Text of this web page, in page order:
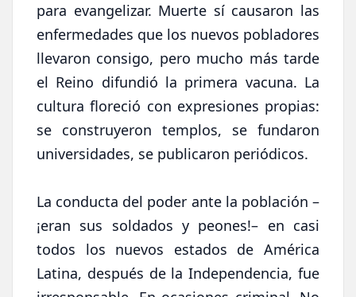
para evangelizar. Muerte sí causaron las
enfermedades que los nuevos pobladores
llevaron consigo, pero mucho más tarde
el Reino difundió la primera vacuna. La
cultura floreció con expresiones propias:
se construyeron templos, se fundaron
universidades, se publicaron periódicos.
La conducta del poder ante la población –
¡eran sus soldados y peones!– en casi
todos los nuevos estados de América
Latina, después de la Independencia, fue